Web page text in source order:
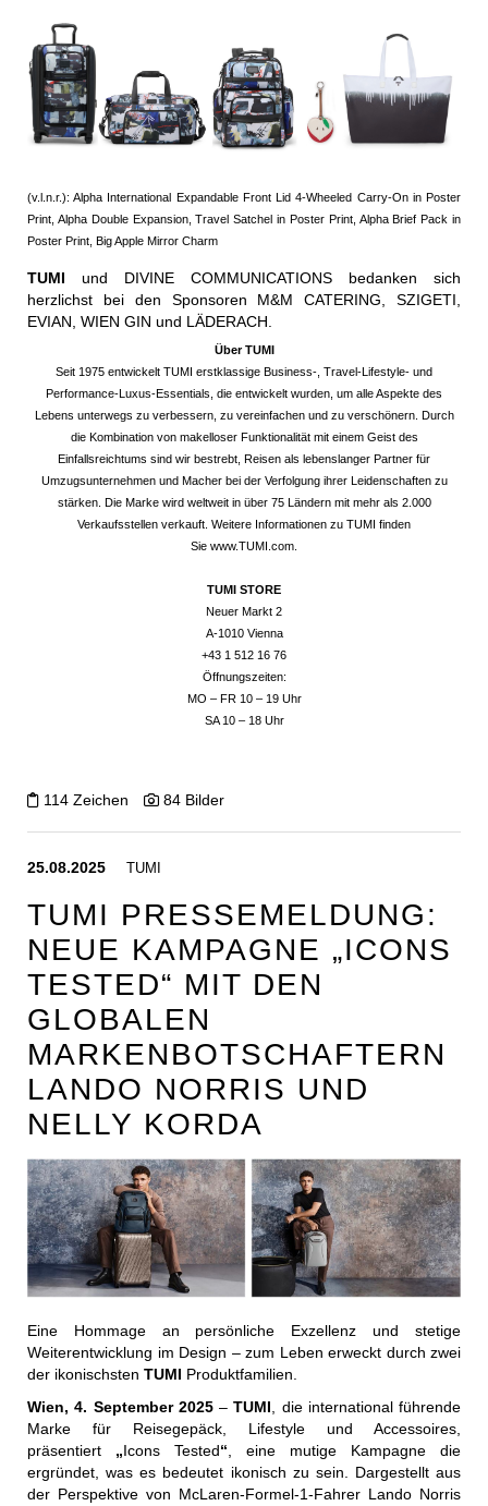
(v.l.n.r.): Alpha International Expandable Front Lid 4-Wheeled Carry-On in Poster
Print, Alpha Double Expansion, Travel Satchel in Poster Print, Alpha Brief Pack in
Poster Print, Big Apple Mirror Charm
TUMI und DIVINE COMMUNICATIONS bedanken sich
herzlichst bei den Sponsoren M&M CATERING, SZIGETI,
EVIAN, WIEN GIN und LÄDERACH.
Über TUMI
Seit 1975 entwickelt TUMI erstklassige Business-, Travel-Lifestyle- und
Performance-Luxus-Essentials, die entwickelt wurden, um alle Aspekte des
Lebens unterwegs zu verbessern, zu vereinfachen und zu verschönern. Durch
die Kombination von makelloser Funktionalität mit einem Geist des
Einfallsreichtums sind wir bestrebt, Reisen als lebenslanger Partner für
Umzugsunternehmen und Macher bei der Verfolgung ihrer Leidenschaften zu
stärken. Die Marke wird weltweit in über 75 Ländern mit mehr als 2.000
Verkaufsstellen verkauft. Weitere Informationen zu TUMI finden
Sie www.TUMI.com
TUMI STORE
Neuer Markt 2
A-1010 Vienna
+43 1 512 16 76
Öffnungszeiten:
MO – FR 10 – 19 Uhr
SA 10 – 18 Uhr
114 Zeichen 84 Bilder
25.08.2025 TUMI
TUMI PRESSEMELDUNG:
NEUE KAMPAGNE „ICONS
TESTED“ MIT DEN
GLOBALEN
MARKENBOTSCHAFTERN
LANDO NORRIS UND
NELLY KORDA
Eine Hommage an persönliche Exzellenz und stetige
Weiterentwicklung im Design – zum Leben erweckt durch zwei
der ikonischsten TUMI Produktfamilien.
Wien, 4. September 2025–TUMI, die international führende
Marke für Reisegepäck, Lifestyle und Accessoires,
präsentiert „Icons Tested“, eine mutige Kampagne die
ergründet, was es bedeutet ikonisch zu sein. Dargestellt aus
der Perspektive von McLaren-Formel-1-Fahrer Lando Norris